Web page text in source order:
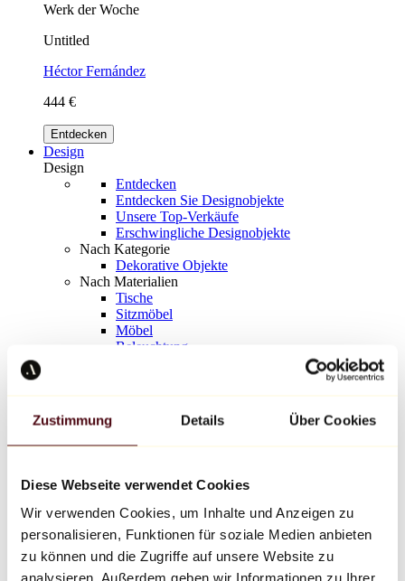
Zustimmung Details Über Cookies
Diese Webseite verwendet Cookies
Wir verwenden Cookies, um Inhalte und Anzeigen zu
personalisieren, Funktionen für soziale Medien anbieten
zu können und die Zugriffe auf unsere Website zu
analysieren. Außerdem geben wir Informationen zu Ihrer
Werk der Woche
Untitled
Héctor Fernández
444 €
Entdecken
Design
Design
Entdecken
Entdecken Sie Designobjekte
Unsere Top-Verkäufe
Erschwingliche Designobjekte
Nach Kategorie
Dekorative Objekte
Nach Materialien
Tische
Sitzmöbel
Möbel
Beleuchtung
Richard Orlinski
Keith Haring
Jeff Koons
Jean-Michel Basquiat
Alle Designer
Werk der Woche